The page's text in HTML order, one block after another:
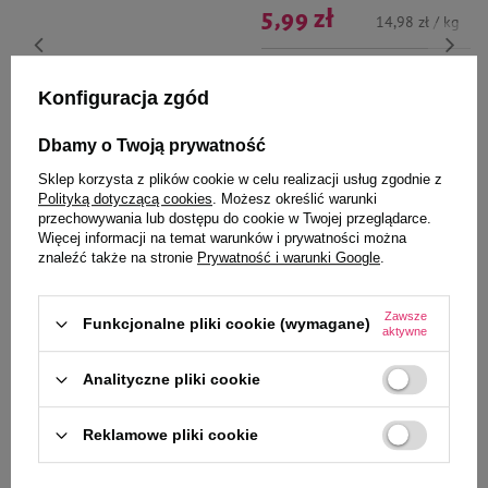
Do koszyka
5,99 zł 14,98 zł / kg
Do koszyka
Wybrane specjalnie dla
Ciebie i Twojego czworonoga
Konfiguracja zgód
Dbamy o Twoją prywatność
Sklep korzysta z plików cookie w celu realizacji usług zgodnie z
Polityką dotyczącą cookies. Możesz określić warunki
przechowywania lub dostępu do cookie w Twojej przeglądarce.
Więcej informacji na temat warunków i prywatności można
znaleźć także na stronie Prywatność i warunki Google.
Funkcjonalne pliki cookie (wymagane)
Zawsze
aktywne
Analityczne pliki cookie
Reklamowe pliki cookie